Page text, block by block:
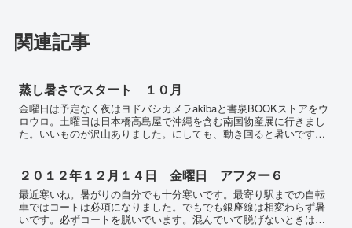
関連記事
蒸し暑さでスタート １０月
金曜日は予定なく夜はヨドバシカメラakibaと書泉BOOKストアをウ
ロウロ。土曜日は日本橋高島屋で沖縄を含む南国物産展に行きまし
た。いいものが沢山ありました。にしても、動き回ると暑いです。
２０１２年１２月１４日 金曜日 アフター６
最近寒いね。暑がりの自分でも十分寒いです。最寄り駅までの自転
車ではコートは必項になりました。でもでも銀座線は相変わらず暑
いです。必ずコートを脱いでいます。混んでいて脱げないときは汗